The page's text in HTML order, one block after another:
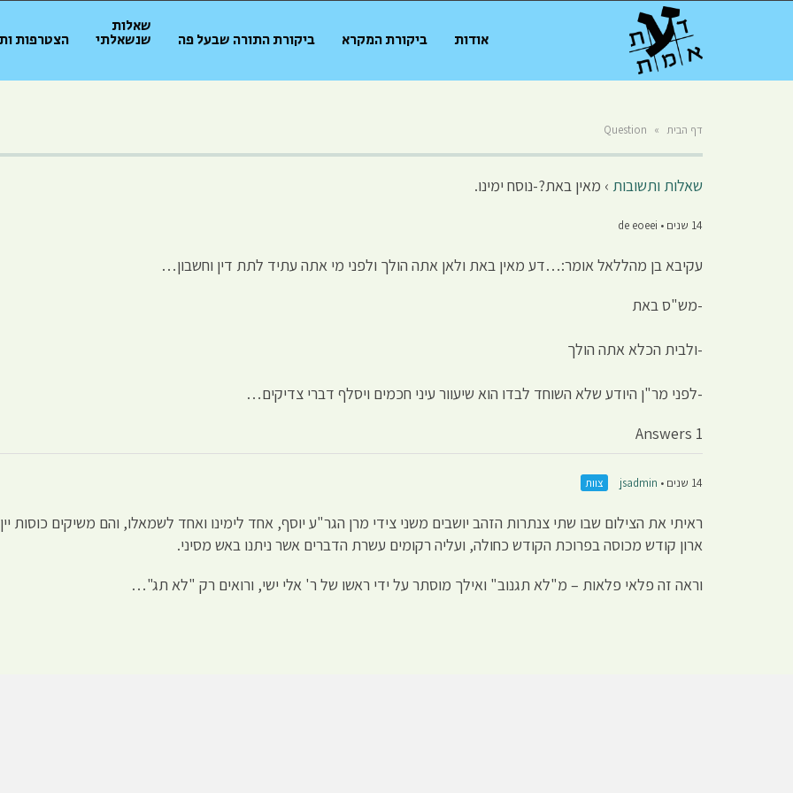
אודות ביקורת המקרא ביקורת התורה שבעל פה
שאלות
שנשאלתי הצטרפות
דף הבית »
Question
שאלות ותשובות › מאין באת?-נוסח ימינו.
14 שנים • de eoeei
עקיבא בן מהללאל אומר:…דע מאין באת ולאן אתה הולך ולפני מי אתה עתיד לתת דין וחשבון…
-מש"ס באת
-ולבית הכלא אתה הולך
-לפני מר"ן היודע שלא השוחד לבדו הוא שיעוור עיני חכמים ויסלף דברי צדיקים…
1 Answers
14 שנים • jsadmin צוות
ראיתי את הצילום שבו שתי צנתרות הזהב יושבים משני צידי מרן הגר"ע יוסף, אחד לימינו ואחד לשמאלו, והם משיקים כוסות
ארון קודש מכוסה בפרוכת הקודש כחולה, ועליה רקומים עשרת הדברים אשר ניתנו באש מסיני.
וראה זה פלאי פלאות – מ"לא תגנוב" ואילך מוסתר על ידי ראשו של ר' אלי ישי, ורואים רק "לא תג"…